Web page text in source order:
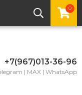
0
+7(967)013-36-96
| MAX | WhatsApp